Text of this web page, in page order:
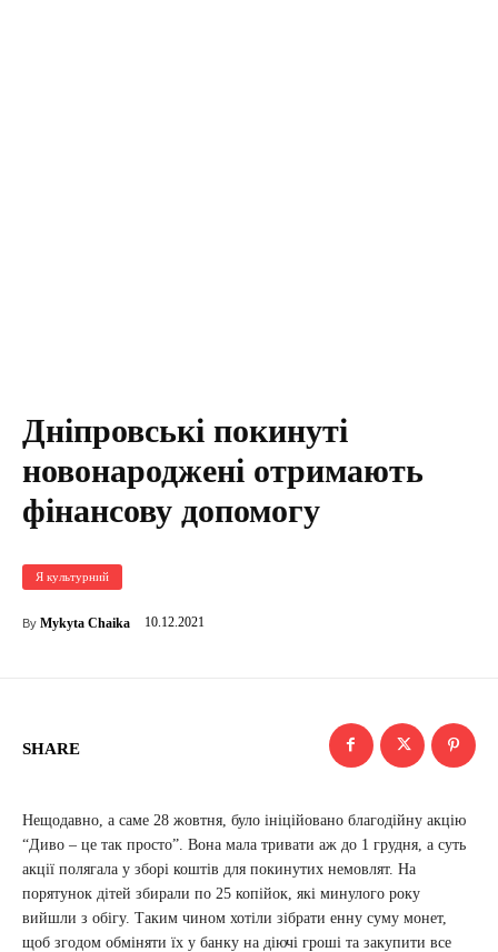
Дніпровські покинуті
новонароджені отримають
фінансову допомогу
Я культурний
By Mykyta Chaika 10.12.2021
SHARE
Нещодавно, а саме 28 жовтня, було ініційовано благодійну акцію
“Диво – це так просто”. Вона мала тривати аж до 1 грудня, а суть
акції полягала у зборі коштів для покинутих немовлят. На
порятунок дітей збирали по 25 копійок, які минулого року
вийшли з обігу. Таким чином хотіли зібрати енну суму монет,
щоб згодом обміняти їх у банку на діючі гроші та закупити все